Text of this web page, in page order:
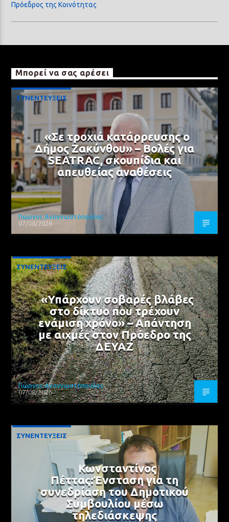
Πρόεδρος της Κοινότητας
Μπορεί να σας αρέσει
ΣΥΝΕΝΤΕΥΞΕΙΣ
«Σε τροχιά κατάρρευσης ο
Δήμος Ζακύνθου» – Βολές για
SEATRAC, σκουπίδια και
απευθείας αναθέσεις
Γιώργος Αναγνωστόπουλος
07/08/2026
ΣΥΝΕΝΤΕΥΞΕΙΣ
«Υπάρχουν σοβαρές βλάβες
στο δίκτυο που τρέχουν
ενάμιση χρόνο» – Απάντηση
με αιχμές στον Πρόεδρο της
ΔΕΥΑΖ
Γιώργος Αναγνωστόπουλος
07/08/2026
ΣΥΝΕΝΤΕΥΞΕΙΣ
Κωνσταντίνος
Πέττας:Ένσταση για τη
συνεδρίαση του Δημοτικού
Συμβουλίου μέσω
τηλεδιάσκεψης